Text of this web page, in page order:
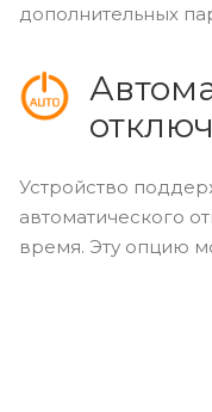
дополнительных
Устройство
автоматического
время. Эту опцию